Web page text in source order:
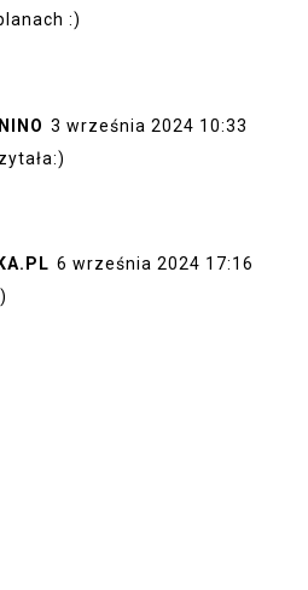
:)
3 września 2024 10:33
6 września 2024 17:16